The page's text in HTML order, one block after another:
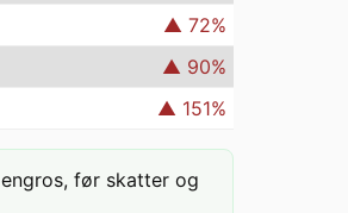
▲ 72%
▲ 90%
▲ 151%
før skatter og